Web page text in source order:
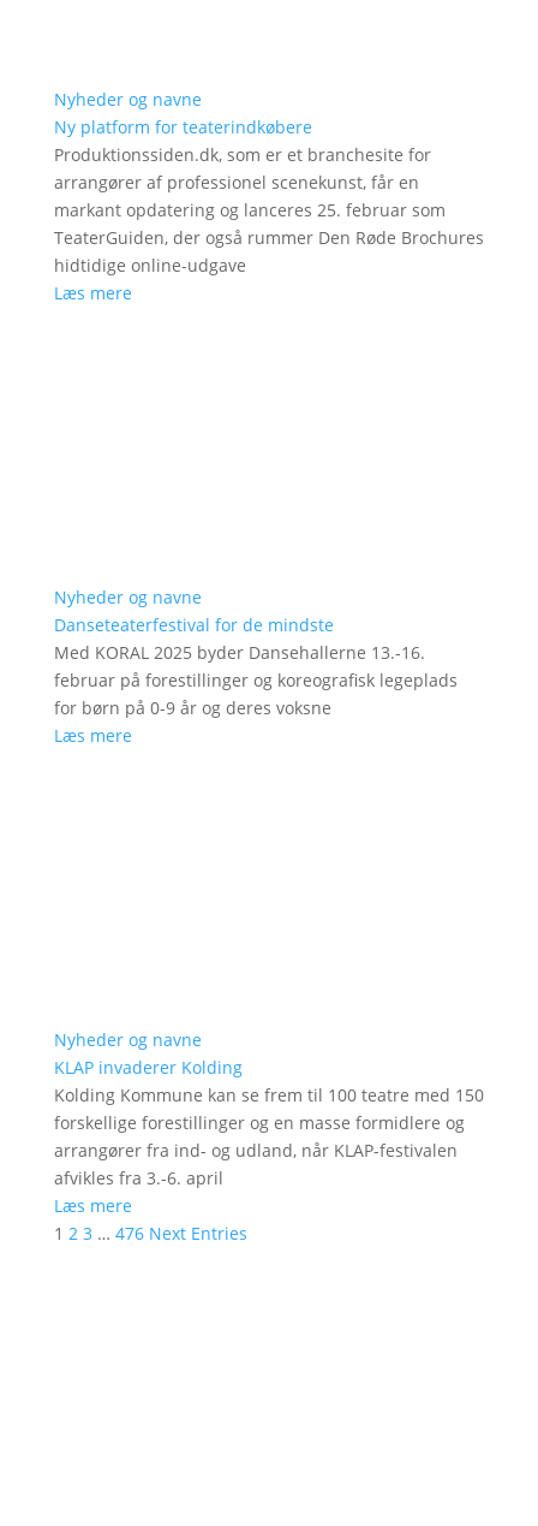
Nyheder og navne
Ny platform for teaterindkøbere
Produktionssiden.dk, som er et branchesite for
arrangører af professionel scenekunst, får en
markant opdatering og lanceres 25. februar som
TeaterGuiden, der også rummer Den Røde Brochures
hidtidige online-udgave
Læs mere
Nyheder og navne
Danseteaterfestival for de mindste
Med KORAL 2025 byder Dansehallerne 13.-16.
februar på forestillinger og koreografisk legeplads
for børn på 0-9 år og deres voksne
Læs mere
Nyheder og navne
KLAP invaderer Kolding
Kolding Kommune kan se frem til 100 teatre med 150
forskellige forestillinger og en masse formidlere og
arrangører fra ind- og udland, når KLAP-festivalen
afvikles fra 3.-6. april
Læs mere
1 2 3 … 476 Next Entries